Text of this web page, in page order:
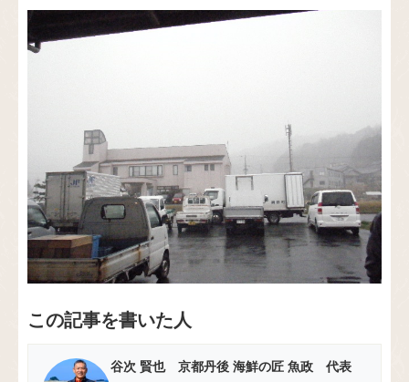
この記事を書いた人
谷次 賢也 京都丹後 海鮮の匠 魚政 代表